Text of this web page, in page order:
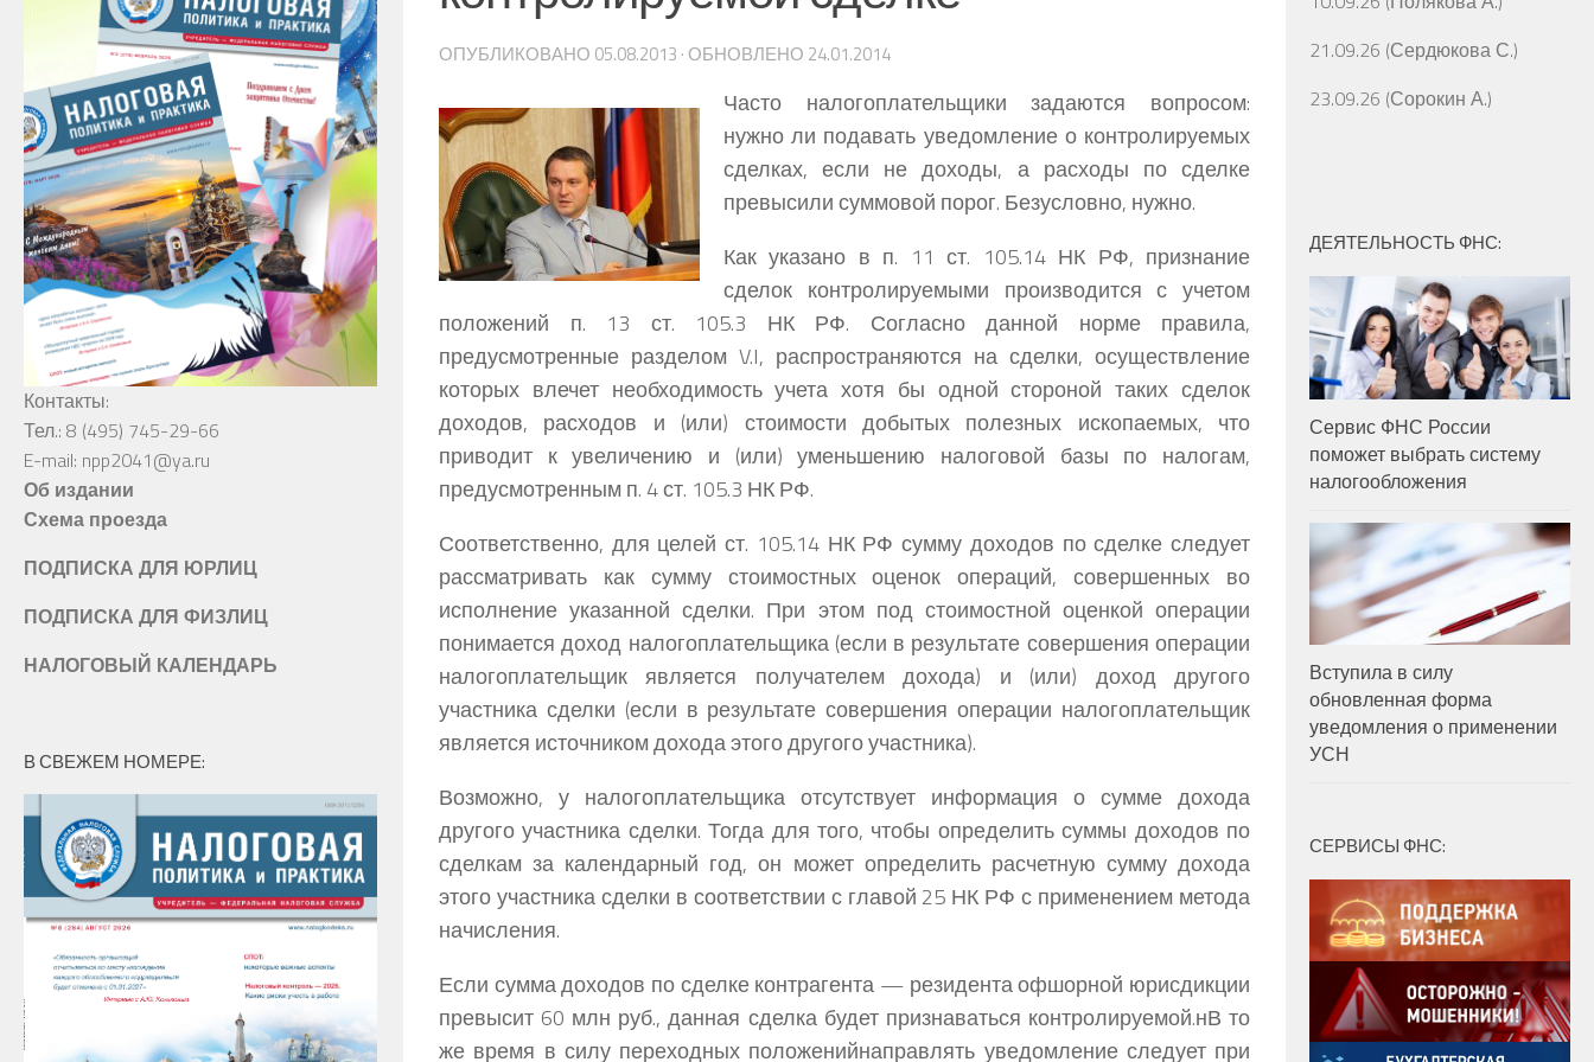
ОПУБЛИКОВАНО 05.08.2013 · ОБНОВЛЕНО 24.01.2014
Часто налогоплательщики задаются вопросом:
нужно ли подавать уведомление о контролируемых
сделках, если не доходы, а расходы по сделке
превысили суммовой порог. Безусловно, нужно.
Как указано в п. 11 ст. 105.14 НК РФ, признание
сделок контролируемыми производится с учетом
положений п. 13 ст. 105.3 НК РФ. Согласно данной норме правила,
предусмотренные разделом V.I, распространяются на сделки, осуществление
которых влечет необходимость учета хотя бы одной стороной таких сделок
доходов, расходов и (или) стоимости добытых полезных ископаемых, что
приводит к увеличению и (или) уменьшению налоговой базы по налогам,
предусмотренным п. 4 ст. 105.3 НК РФ.
Соответственно, для целей ст. 105.14 НК РФ сумму доходов по сделке следует
рассматривать как сумму стоимостных оценок операций, совершенных во
исполнение указанной сделки. При этом под стоимостной оценкой операции
понимается доход налогоплательщика (если в результате совершения операции
налогоплательщик является получателем дохода) и (или) доход другого
участника сделки (если в результате совершения операции налогоплательщик
является источником дохода этого другого участника).
Возможно, у налогоплательщика отсутствует информация о сумме дохода
другого участника сделки. Тогда для того, чтобы определить суммы доходов по
сделкам за календарный год, он может определить расчетную сумму дохода
этого участника сделки в соответствии с главой 25 НК РФ с применением метода
начисления.
Если сумма доходов по сделке контрагента — резидента офшорной юрисдикции
превысит 60 млн руб., данная сделка будет признаваться контролируемой.нВ то
же время в силу переходных положенийнаправлять уведомление следует при
Контакты:
Тел.: 8 (495) 745-29-66
E-mail: npp2041@ya.ru
Об издании
Схема проезда
ПОДПИСКА ДЛЯ ЮРЛИЦ
ПОДПИСКА ДЛЯ ФИЗЛИЦ
НАЛОГОВЫЙ КАЛЕНДАРЬ
В СВЕЖЕМ НОМЕРЕ:
21.09.26 (Сердюкова С.)
23.09.26 (Сорокин А.)
ДЕЯТЕЛЬНОСТЬ ФНС:
Сервис ФНС России
поможет выбрать систему
налогообложения
Вступила в силу
обновленная форма
уведомления о применении
УСН
СЕРВИСЫ ФНС: